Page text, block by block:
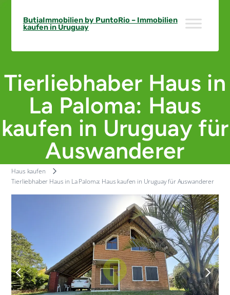
content
ButiaImmobilien by PuntoRio – Immobilien
kaufen in Uruguay
Tierliebhaber Haus in
La Paloma: Haus
kaufen in Uruguay für
Auswanderer
Haus kaufen
Tierliebhaber Haus in La Paloma: Haus kaufen in Uruguay für Auswanderer